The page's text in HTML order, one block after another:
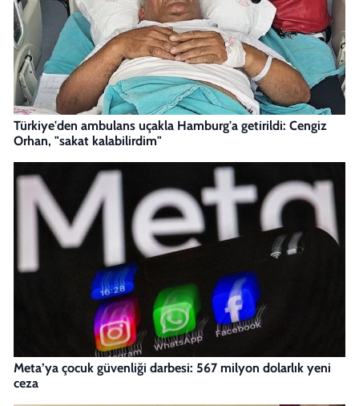
Türkiye'den ambulans uçakla Hamburg'a getirildi: Cengiz
Orhan, "sakat kalabilirdim"
Meta’ya çocuk güvenliği darbesi: 567 milyon dolarlık yeni
ceza